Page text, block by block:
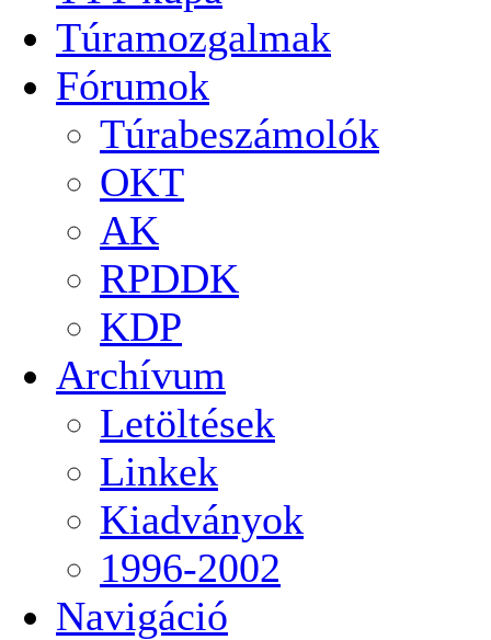
Túramozgalmak
Fórumok
Túrabeszámolók
OKT
AK
RPDDK
KDP
Archívum
Letöltések
Linkek
Kiadványok
1996-2002
Navigáció